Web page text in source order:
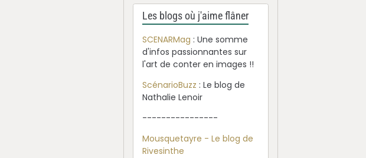
Les blogs où j'aime flâner
SCENARMag : Une somme
d'infos passionnantes sur
l'art de conter en images !!
ScénarioBuzz : Le blog de
Nathalie Lenoir
----------------
Mousquetayre - Le blog de
Rivesinthe